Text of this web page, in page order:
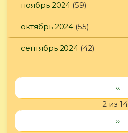
ноябрь 2024 (59)
октябрь 2024 (55)
сентябрь 2024 (42)
‹‹
2 из 14
››